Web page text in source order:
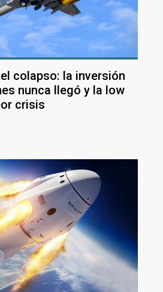
colapso: la inversión
nunca llegó y la low
crisis